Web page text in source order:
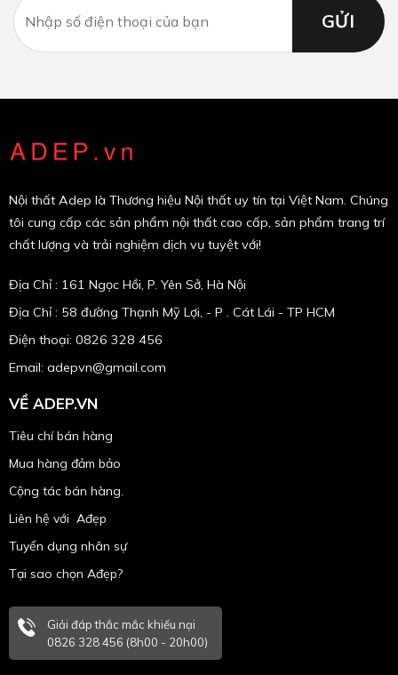
Nội thất Adep là Thương hiệu Nội thất uy tín tại Việt Nam. Chúng
tôi cung cấp các sản phẩm nội thất cao cấp, sản phẩm trang trí
chất lượng và trải nghiệm dịch vụ tuyệt với!
Địa Chỉ : 161 Ngọc Hồi, P. Yên Sở, Hà Nội
Địa Chỉ : 58 đường Thạnh Mỹ Lợi, - P . Cát Lái - TP HCM
Điện thoại: 0826 328 456
Email: adepvn@gmail.com
VỀ ADEP.VN
Tiêu chí bán hàng
Mua hàng đảm bảo
Cộng tác bán hàng.
Liên hệ với Ađẹp
Tuyển dụng nhân sự
Tại sao chọn Ađẹp?
Giải đáp thắc mắc khiếu nại
0826 328 456 (8h00 - 20h00)